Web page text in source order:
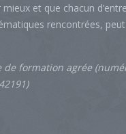
et que chacun
rencontrées,
de formation agrée